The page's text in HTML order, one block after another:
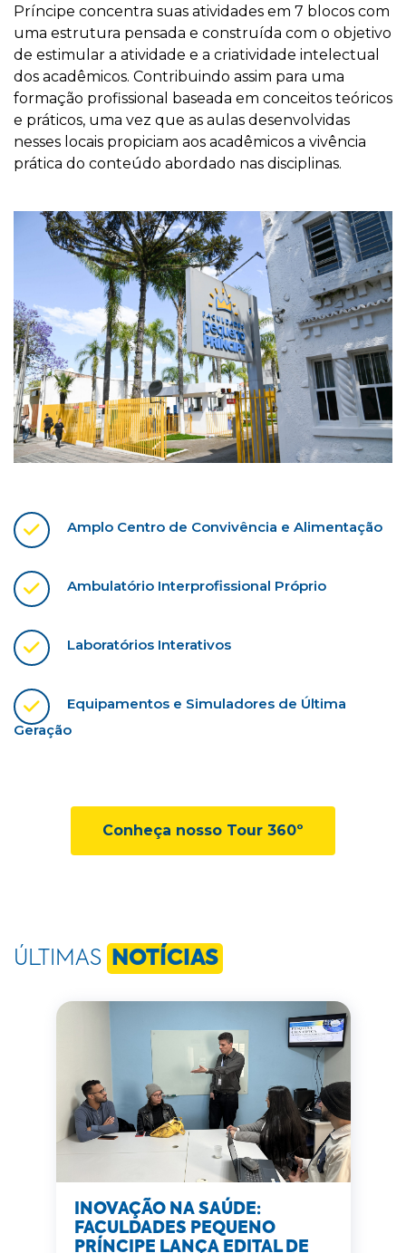
Príncipe concentra suas atividades em 7 blocos com
uma estrutura pensada e construída com o objetivo
de estimular a atividade e a criatividade intelectual
dos acadêmicos. Contribuindo assim para uma
formação profissional baseada em conceitos teóricos
e práticos, uma vez que as aulas desenvolvidas
nesses locais propiciam aos acadêmicos a vivência
prática do conteúdo abordado nas disciplinas.
Amplo Centro de Convivência e Alimentação
Ambulatório Interprofissional Próprio
Laboratórios Interativos
Equipamentos e Simuladores de Última
Geração
Conheça nosso Tour 360º
ÚLTIMAS NOTÍCIAS
INOVAÇÃO NA SAÚDE:
FACULDADES PEQUENO
PRÍNCIPE LANÇA EDITAL DE